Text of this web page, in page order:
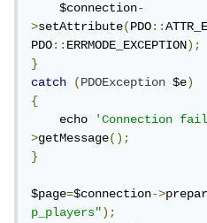
    $connection
-
>setAttribute(PDO::
PDO::ERRMODE_EXCEPTION);
}
catch
(PDOException $e)
{
    echo
'Connection
>getMessage();
}
$page=$connection->
p_players");